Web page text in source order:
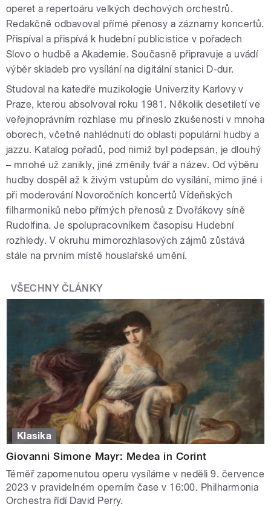
operet a repertoáru velkých dechových orchestrů.
Redakčně odbavoval přímé přenosy a záznamy koncertů.
Přispíval a přispívá k hudební publicistice v pořadech
Slovo o hudbě a Akademie. Současně připravuje a uvádí
výběr skladeb pro vysílání na digitální stanici D-dur.
Studoval na katedře muzikologie Univerzity Karlovy v
Praze, kterou absolvoval roku 1981. Několik desetiletí ve
veřejnoprávním rozhlase mu přineslo zkušenosti v mnoha
oborech, včetně nahlédnutí do oblasti populární hudby a
jazzu. Katalog pořadů, pod nimiž byl podepsán, je dlouhý
– mnohé už zanikly, jiné změnily tvář a název. Od výběru
hudby dospěl až k živým vstupům do vysílání, mimo jiné i
při moderování Novoročních koncertů Vídeňských
filharmoniků nebo přímých přenosů z Dvořákovy síně
Rudolfina. Je spolupracovníkem časopisu Hudební
rozhledy. V okruhu mimorozhlasových zájmů zůstává
stále na prvním místě houslařské umění.
VŠECHNY ČLÁNKY
Klasika
Giovanni Simone Mayr: Medea in Corint
Téměř zapomenutou operu vysíláme v neděli 9. července
2023 v pravidelném operním čase v 16:00. Philharmonia
Orchestra řídí David Perry.